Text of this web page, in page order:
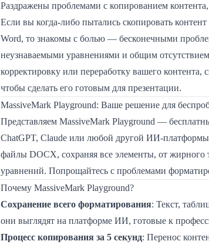
Раздражены проблемами с копированием
Если вы когда-либо пытались скопировать
Word, то знакомы с болью — бесконечными
неузнаваемыми уравнениями и общим
корректировку или переработку вашего
чтобы сделать его готовым для презентации.
MassiveMark Playground: Ваше решение для
Представляем MassiveMark Playground —
ChatGPT, Claude или любой другой ИИ-платформы
файлы DOCX, сохраняя все элементы, от жирного
уравнений. Попрощайтесь с проблемами
Почему MassiveMark Playground?
Сохранение всего форматирования: Текст,
они выглядят на платформе ИИ, готовые к
Процесс копирования за 5 секунд: Перенос